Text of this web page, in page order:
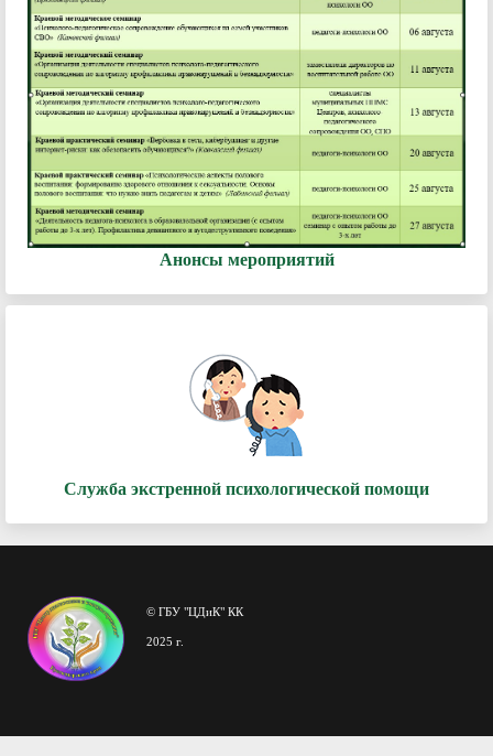
Анонсы мероприятий
Служба экстренной психологической помощи
© ГБУ "ЦДиК" КК
2025 г.